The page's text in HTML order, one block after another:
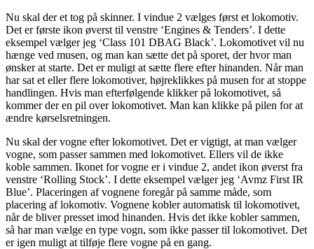
Nu skal der et tog på skinner. I vindue 2 vælges først et lokomotiv.
Det er første ikon øverst til venstre ‘Engines & Tenders’. I dette
eksempel vælger jeg ‘Class 101 DBAG Black’. Lokomotivet vil nu
hænge ved musen, og man kan sætte det på sporet, der hvor man
ønsker at starte. Det er muligt at sætte flere efter hinanden. Når man
har sat et eller flere lokomotiver, højreklikkes på musen for at stoppe
handlingen. Hvis man efterfølgende klikker på lokomotivet, så
kommer der en pil over lokomotivet. Man kan klikke på pilen for at
ændre kørselsretningen.
Nu skal der vogne efter lokomotivet. Det er vigtigt, at man vælger
vogne, som passer sammen med lokomotivet. Ellers vil de ikke
koble sammen. Ikonet for vogne er i vindue 2, andet ikon øverst fra
venstre ‘Rolling Stock’. I dette eksempel vælger jeg ‘Avmz First IR
Blue’. Placeringen af vognene foregår på samme måde, som
placering af lokomotiv. Vognene kobler automatisk til lokomotivet,
når de bliver presset imod hinanden. Hvis det ikke kobler sammen,
så har man vælge en type vogn, som ikke passer til lokomotivet. Det
er igen muligt at tilføje flere vogne på en gang.